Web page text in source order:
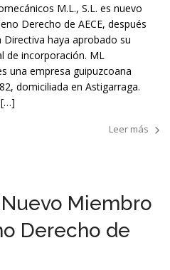
M.L., S.L. es nuevo
Derecho de AECE, después
Directiva haya aprobado su
de incorporación. ML
una empresa guipuzcoana
domiciliada en Astigarraga.
[…]
Leer más
Miembro
Derecho de